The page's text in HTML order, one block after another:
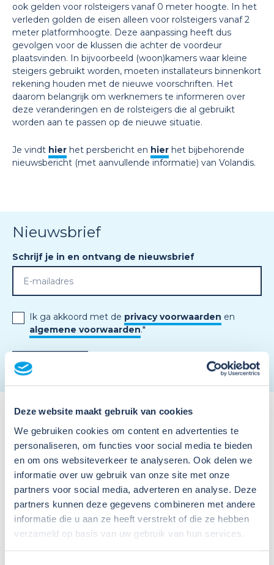
Deze website maakt gebruik van cookies
We gebruiken cookies om content en advertenties te
personaliseren, om functies voor social media te bieden
en om ons websiteverkeer te analyseren. Ook delen we
informatie over uw gebruik van onze site met onze
partners voor social media, adverteren en analyse. Deze
partners kunnen deze gegevens combineren met andere
informatie die u aan ze heeft verstrekt of die ze hebben
verzameld op basis van uw gebruik van hun services.
ook gelden voor rolsteigers vanaf 0 meter hoogte. In het
verleden golden de eisen alleen voor rolsteigers vanaf 2
meter platformhoogte. Deze aanpassing heeft dus
gevolgen voor de klussen die achter de voordeur
plaatsvinden. In bijvoorbeeld (woon)kamers waar kleine
steigers gebruikt worden, moeten installateurs binnenkort
rekening houden met de nieuwe voorschriften. Het
daarom belangrijk om werknemers te informeren over
deze veranderingen en de rolsteigers die al gebruikt
worden aan te passen op de nieuwe situatie.
Je vindt hier het persbericht en hier het bijbehorende
nieuwsbericht (met aanvullende informatie) van Volandis.
Nieuwsbrief
Schrijf je in en ontvang de nieuwsbrief
Ik ga akkoord met de privacy voorwaarden en
algemene voorwaarden.*
Meer nieuws